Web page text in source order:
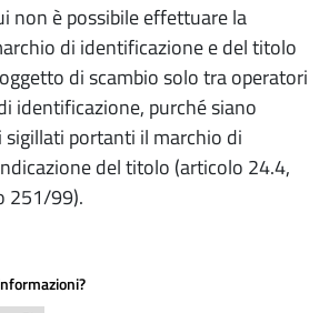
non è possibile effettuare la
di identificazione e del titolo
di scambio solo tra operatori
identificazione, purché siano
portanti il marchio di
del titolo (articolo 24.4,
251/99).